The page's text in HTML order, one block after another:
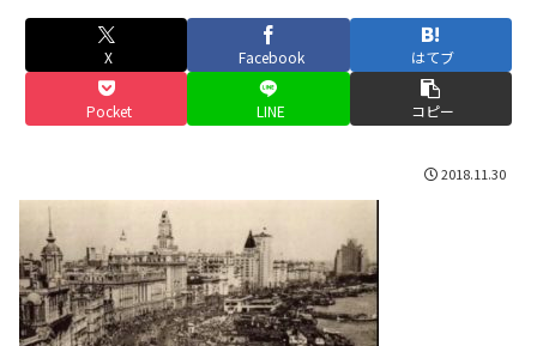
X Facebook はてブ
Pocket LINE コピー
2018.11.30